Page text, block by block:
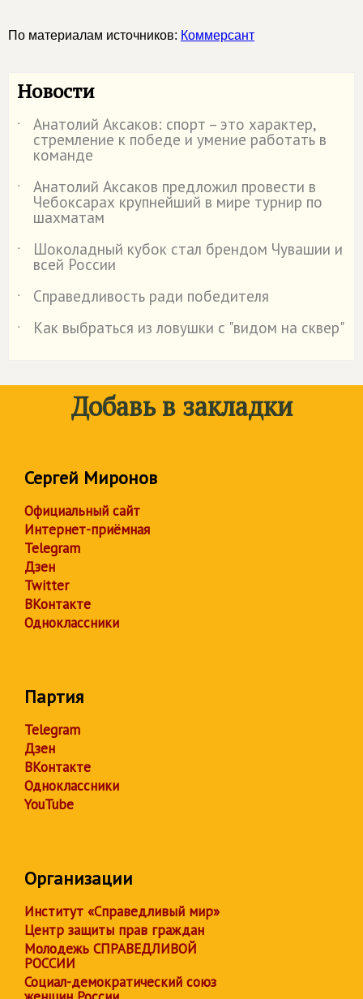
По материалам источников: Коммерсант
Новости
˙ Анатолий Аксаков: спорт – это характер,
стремление к победе и умение работать в
команде
˙
Анатолий Аксаков предложил провести в
Чебоксарах крупнейший в мире турнир по
шахматам
˙
Шоколадный кубок стал брендом Чувашии и
всей России
˙
Справедливость ради победителя
˙
Как выбраться из ловушки с "видом на сквер"
Добавь в закладки
Сергей Миронов
Официальный сайт
Интернет-приёмная
Telegram
Дзен
Twitter
ВКонтакте
Одноклассники
Партия
Telegram
Дзен
ВКонтакте
Одноклассники
YouTube
Организации
Институт «Справедливый мир»
Центр защиты прав граждан
Молодежь СПРАВЕДЛИВОЙ
РОССИИ
Социал-демократический союз